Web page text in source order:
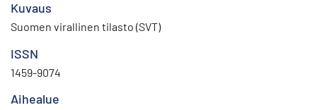
Kuvaus
Suomen virallinen tilasto (SVT)
ISSN
1459-9074
Aihealue